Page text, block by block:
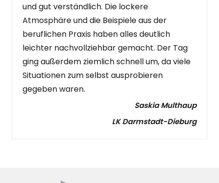
und gut verständlich. Die lockere
Atmosphäre und die Beispiele aus der
beruflichen Praxis haben alles deutlich
leichter nachvollziehbar gemacht. Der Tag
ging außerdem ziemlich schnell um, da viele
Situationen zum selbst ausprobieren
gegeben waren.
Saskia Multhaup
LK Darmstadt-Dieburg